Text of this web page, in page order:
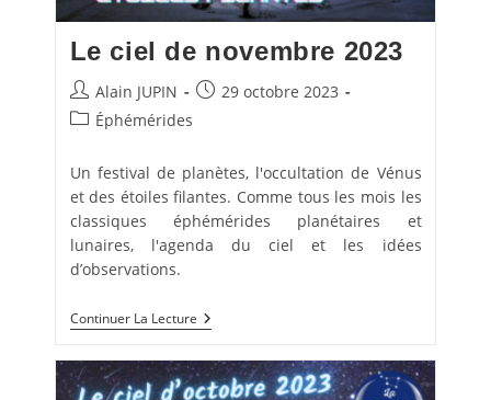
Le ciel de novembre 2023
Auteur/autrice
de
Alain JUPIN
Publication
29 octobre 2023
PostÉphémérides
Un festival de planètes, l'occultation de Vénus
et des étoiles filantes. Comme tous les mois les
classiques éphémérides planétaires et
lunaires, l'agenda du ciel et les idées
d’observations.
Continuer La LectureLe
Ciel
Novembre
2023